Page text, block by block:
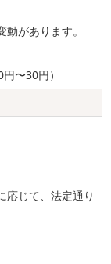
があります。
〜30円）
応じて、法定通り